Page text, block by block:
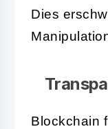
Dies
Blockchain